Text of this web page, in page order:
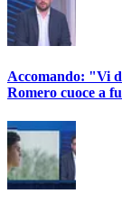
Accomando: "Vi
Romero cuoce a